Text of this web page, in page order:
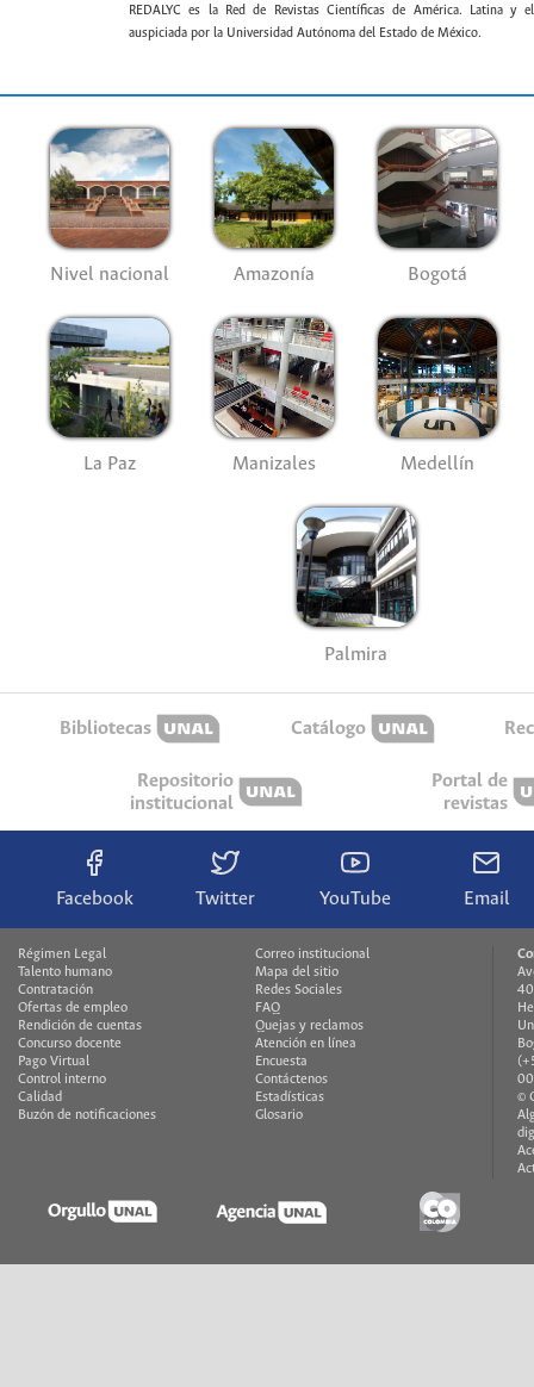
REDALYC es la Red de Revistas Científicas de América. Latina y
auspiciada por la Universidad Autónoma del Estado de México.
Nivel nacional Amazonía Bogotá
La Paz Manizales Medellín
Palmira
Bibliotecas Catálogo
Repositorio
institucional
Portal de
revistas
Facebook Twitter YouTube Email
Régimen Legal
Talento humano
Contratación
Ofertas de empleo
Rendición de cuentas
Concurso docente
Pago Virtual
Control interno
Calidad
Buzón de notificaciones
Correo institucional
Mapa del sitio
Redes Sociales
FAQ
Quejas y reclamos
Atención en línea
Encuesta
Contáctenos
Estadísticas
Glosario
©